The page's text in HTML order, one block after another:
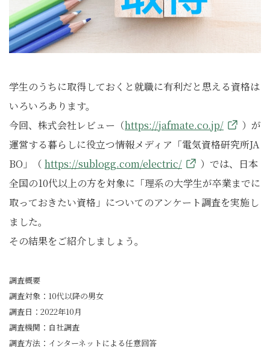
学生のうちに取得しておくと就職に有利だと思える資格は
いろいろあります。
今回、株式会社レビュー（https://jafmate.co.jp/
）が
運営する暮らしに役立つ情報メディア「電気資格研究所JA
BO」（ https://sublogg.com/electric/
）では、日本
全国の10代以上の方を対象に「理系の大学生が卒業までに
取っておきたい資格」についてのアンケート調査を実施し
ました。
その結果をご紹介しましょう。
調査概要
調査対象：10代以降の男女
調査日：2022年10月
調査機関：自社調査
調査方法：インターネットによる任意回答